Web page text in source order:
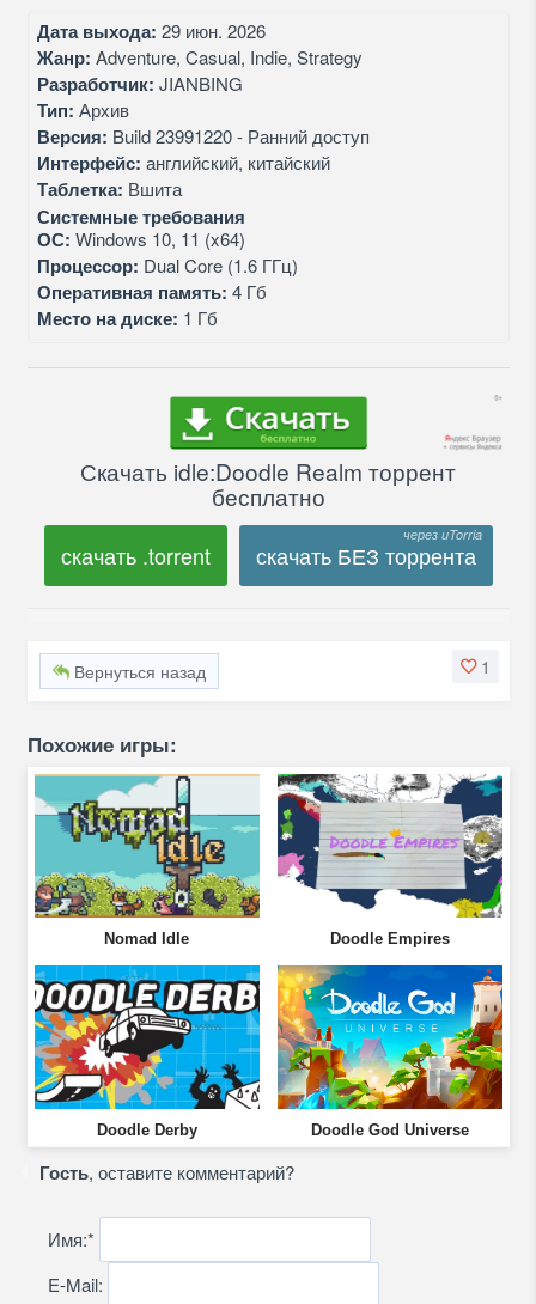
Дата выхода: 29 июн. 2026
Жанр: Adventure, Casual, Indie, Strategy
Разработчик: JIANBING
Тип: Архив
Версия: Build 23991220 - Ранний доступ
Интерфейс: английский, китайский
Таблетка: Вшита
Системные требования
ОС: Windows 10, 11 (x64)
Процессор: Dual Core (1.6 ГГц)
Оперативная память: 4 Гб
Место на диске: 1 Гб
Скачать idle:Doodle Realm торрент
бесплатно
скачать .torrent скачать БЕЗ торрента
1
Вернуться назад
Похожие игры:
Nomad Idle Doodle Empires
Doodle Derby Doodle God Universe
Гость, оставите комментарий?
Имя:*
E-Mail: